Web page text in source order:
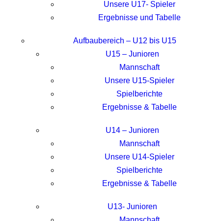
Unsere U17- Spieler
Ergebnisse und Tabelle
Aufbaubereich – U12 bis U15
U15 – Junioren
Mannschaft
Unsere U15-Spieler
Spielberichte
Ergebnisse & Tabelle
U14 – Junioren
Mannschaft
Unsere U14-Spieler
Spielberichte
Ergebnisse & Tabelle
U13- Junioren